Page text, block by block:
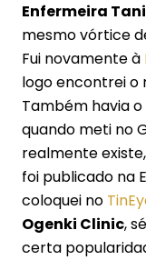
Enfermeira
mesmo vórtice
Fui novamente à
logo encontrei o
Também havia
quando meti no
realmente
foi publicado na
coloquei no
Ogenki Clinic,
certa